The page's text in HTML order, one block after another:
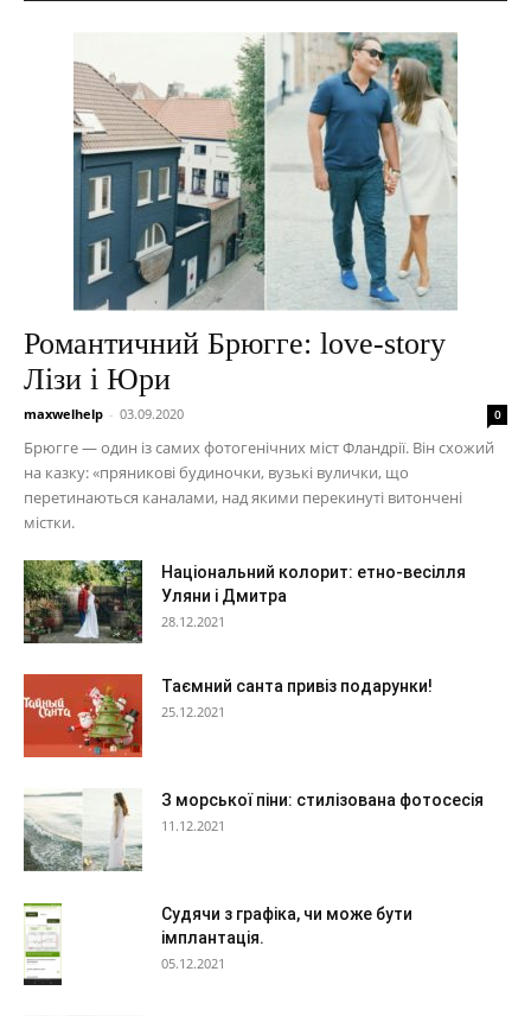
Романтичний Брюгге: love-story
Лізи і Юри
maxwelhelp - 03.09.2020 0
Брюгге — один із самих фотогенічних міст Фландрії. Він схожий
на казку: «пряникові будиночки, вузькі вулички, що
перетинаються каналами, над якими перекинуті витончені
містки.
Національний колорит: етно-весілля
Уляни і Дмитра
28.12.2021
Таємний санта привіз подарунки!
25.12.2021
З морської піни: стилізована фотосесія
11.12.2021
Судячи з графіка, чи може бути
імплантація.
05.12.2021